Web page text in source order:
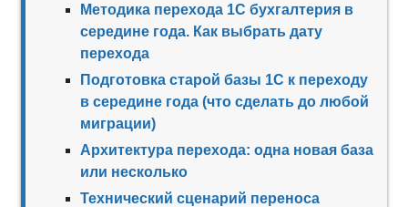
Методика перехода 1С бухгалтерия в
середине года. Как выбрать дату
перехода
Подготовка старой базы 1С к переходу
в середине года (что сделать до любой
миграции)
Архитектура перехода: одна новая база
или несколько
Технический сценарий переноса